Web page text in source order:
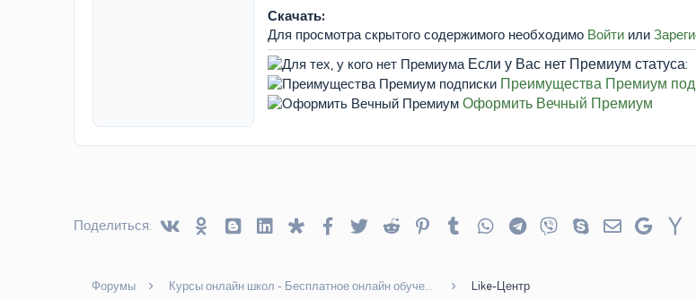
Скачать:
Для просмотра скрытого содержимого необходимо Войти или
Если у Вас нет Премиум статуса:
Преимущества Премиум
Оформить Вечный Премиум
Поделиться: VkontakteOdnoklassniki
BloggerLinked InDiasporaFacebook
TwitterReddit PinterestTumblr WhatsAppTelegram
Viber Skype Google
Форумы Курсы онлайн школ - Бесплатное онлайн обучение Like-Центр